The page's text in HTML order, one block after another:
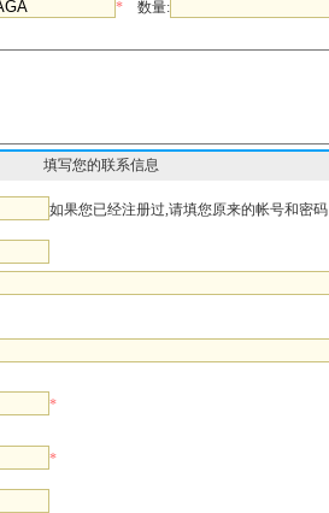
* 数量:
填写您的联系信息
如果您已经注册过,请填您原来的帐号和密码
*
*